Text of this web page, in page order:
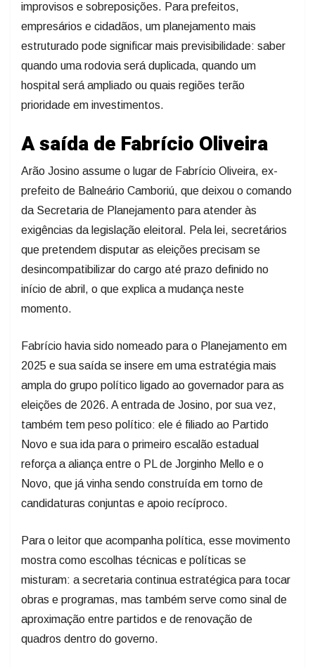
improvisos e sobreposições. Para prefeitos,
empresários e cidadãos, um planejamento mais
estruturado pode significar mais previsibilidade: saber
quando uma rodovia será duplicada, quando um
hospital será ampliado ou quais regiões terão
prioridade em investimentos.
A saída de Fabrício Oliveira
Arão Josino assume o lugar de Fabrício Oliveira, ex-
prefeito de Balneário Camboriú, que deixou o comando
da Secretaria de Planejamento para atender às
exigências da legislação eleitoral. Pela lei, secretários
que pretendem disputar as eleições precisam se
desincompatibilizar do cargo até prazo definido no
início de abril, o que explica a mudança neste
momento.
Fabrício havia sido nomeado para o Planejamento em
2025 e sua saída se insere em uma estratégia mais
ampla do grupo político ligado ao governador para as
eleições de 2026. A entrada de Josino, por sua vez,
também tem peso político: ele é filiado ao Partido
Novo e sua ida para o primeiro escalão estadual
reforça a aliança entre o PL de Jorginho Mello e o
Novo, que já vinha sendo construída em torno de
candidaturas conjuntas e apoio recíproco.
Para o leitor que acompanha política, esse movimento
mostra como escolhas técnicas e políticas se
misturam: a secretaria continua estratégica para tocar
obras e programas, mas também serve como sinal de
aproximação entre partidos e de renovação de
quadros dentro do governo.